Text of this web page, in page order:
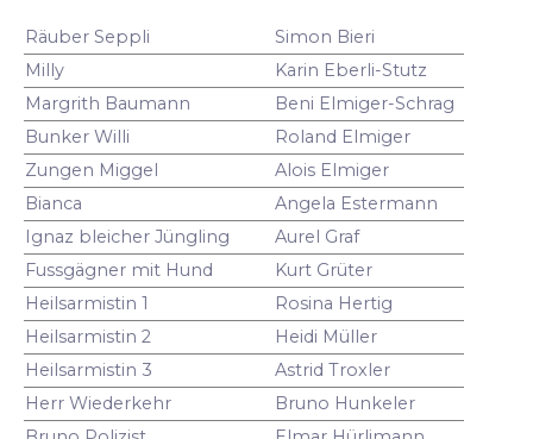
Räuber Seppli
Simon Bieri
Milly
Karin Eberli-Stutz
Margrith Baumann
Beni Elmiger-Schrag
Bunker Willi
Roland Elmiger
Zungen Miggel
Alois Elmiger
Bianca
Angela Estermann
Ignaz bleicher Jüngling
Aurel Graf
Fussgägner mit Hund
Kurt Grüter
Heilsarmistin 1
Rosina Hertig
Heilsarmistin 2
Heidi Müller
Heilsarmistin 3
Astrid Troxler
Herr Wiederkehr
Bruno Hunkeler